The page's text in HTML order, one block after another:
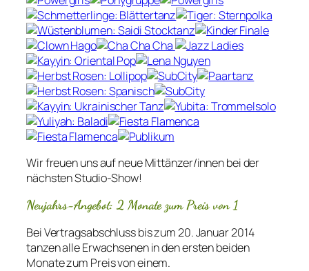
Wir freuen uns auf neue Mittänzer/innen bei der
nächsten Studio-Show!
Neujahrs-Angebot: 2 Monate zum Preis von 1
Bei Vertragsabschluss bis zum 20. Januar 2014
tanzen alle Erwachsenen in den ersten beiden
Monate zum Preis von einem.